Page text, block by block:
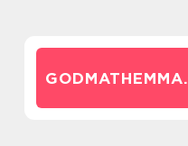
GODMATHEMMA.